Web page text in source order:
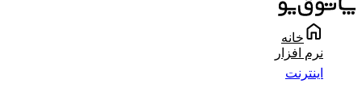
خانه
نرم افزار
اینترنت